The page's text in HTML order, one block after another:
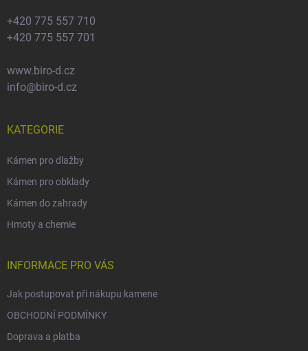
+420 775 557 710
+420 775 557 701
www.biro-d.cz
info@biro-d.cz
KATEGORIE
Kámen pro dlažby
Kámen pro obklady
Kámen do zahrady
Hmoty a chemie
INFORMACE PRO VÁS
Jak postupovat při nákupu kamene
OBCHODNÍ PODMÍNKY
Doprava a platba